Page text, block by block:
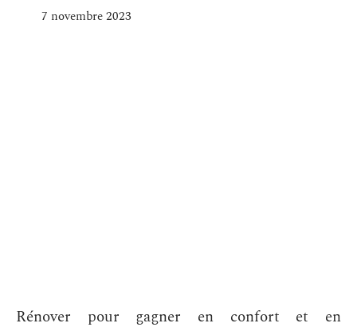
7 novembre 2023
Rénover pour gagner en confort et en